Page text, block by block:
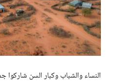
النساء والشباب وكبار السن شاركوا